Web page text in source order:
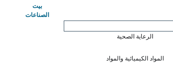
بيت(حاضِر)
الصناعات
الرعاية الصحية
المواد الكيميائية والمواد